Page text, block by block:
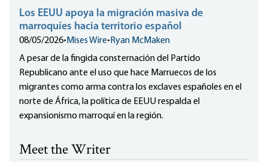
Los EEUU apoya la migración masiva de
marroquíes hacia territorio español
08/05/2026• Mises Wire• Ryan McMaken
A pesar de la fingida consternación del Partido
Republicano ante el uso que hace Marruecos de los
migrantes como arma contra los exclaves españoles en el
norte de África, la política de EEUU respalda el
expansionismo marroquí en la región.
Meet the Writer